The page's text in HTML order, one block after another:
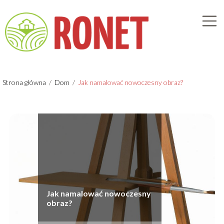
Strona główna / Dom / Jak namalować nowoczesny obraz?
Jak namalować nowoczesny
obraz?